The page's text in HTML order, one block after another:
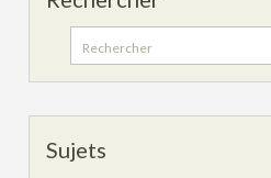
Search
for:
Sujets